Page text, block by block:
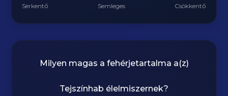
Serkentő Semleges Csökkentő
Milyen magas a fehérjetartalma a(z)
Tejszínhab élelmiszernek?